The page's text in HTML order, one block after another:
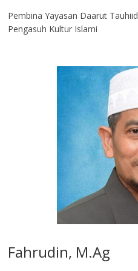
Pembina Yayasan Daarut Tauhiid
Pengasuh Kultur Islami
Fahrudin, M.Ag​